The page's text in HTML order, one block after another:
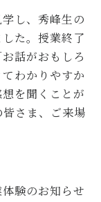
し、秀峰生の
た。授業終了
話がおもしろ
わかりやすか
を聞くことが
さま、ご来場
験のお知らせ